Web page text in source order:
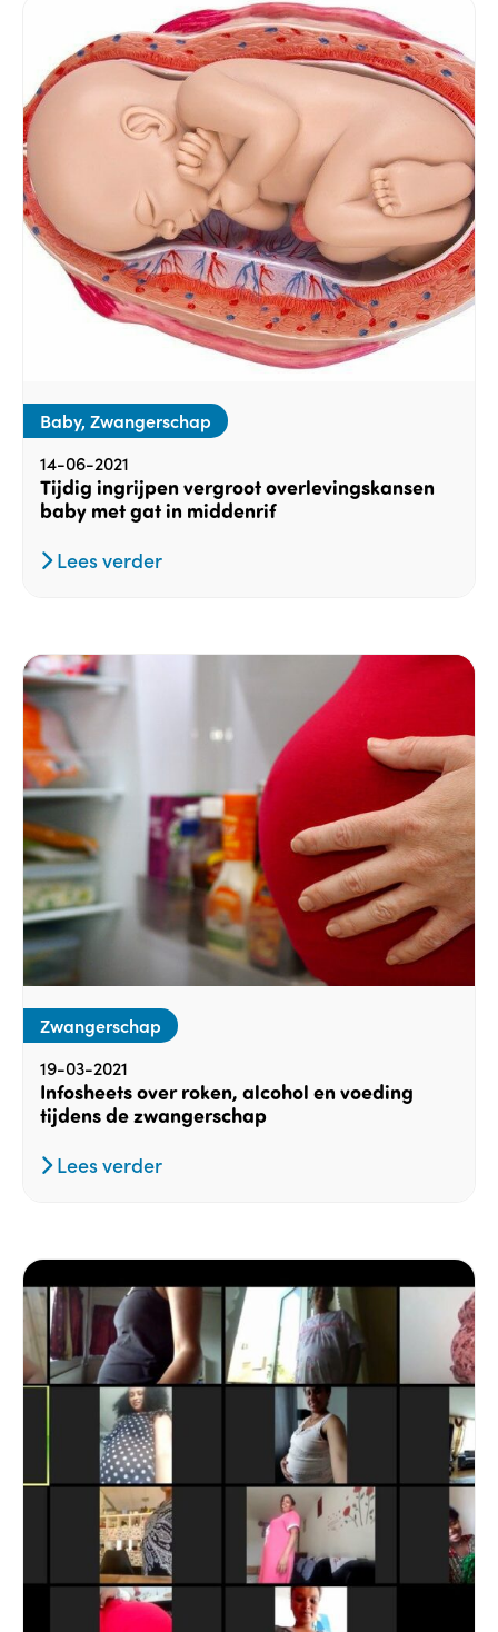
Baby, Zwangerschap
14-06-2021
Tijdig ingrijpen vergroot overlevingskansen
baby met gat in middenrif
Lees verder
Zwangerschap
19-03-2021
Infosheets over roken, alcohol en voeding
tijdens de zwangerschap
Lees verder